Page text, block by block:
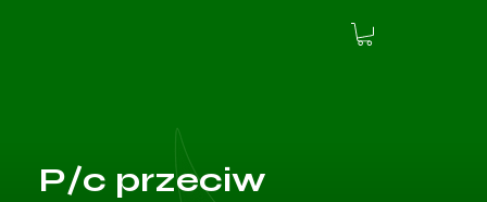
P/c przeciw